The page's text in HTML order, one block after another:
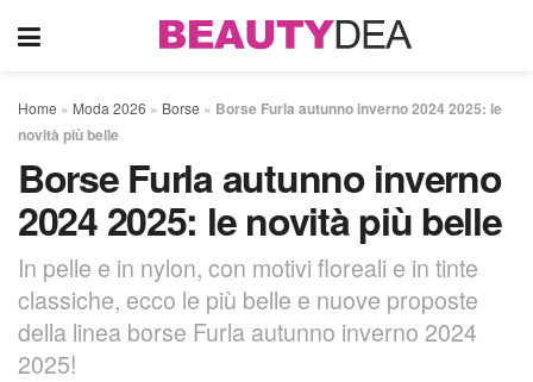
Home » Moda 2026 » Borse » Borse Furla autunno inverno 2024 2025: le
novità più belle
Borse Furla autunno inverno
2024 2025: le novità più belle
In pelle e in nylon, con motivi floreali e in tinte
classiche, ecco le più belle e nuove proposte
della linea borse Furla autunno inverno 2024
2025!